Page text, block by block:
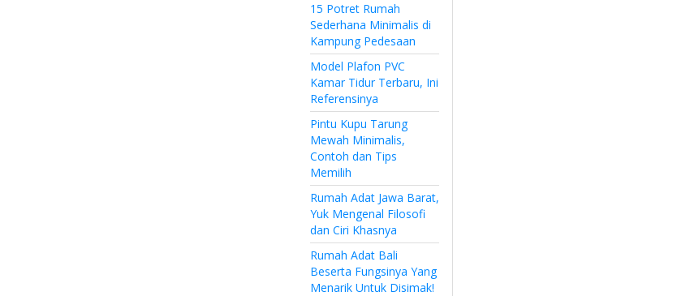
15 Potret Rumah
Sederhana Minimalis di
Kampung Pedesaan
Model Plafon PVC
Kamar Tidur Terbaru, Ini
Referensinya
Pintu Kupu Tarung
Mewah Minimalis,
Contoh dan Tips
Memilih
Rumah Adat Jawa Barat,
Yuk Mengenal Filosofi
dan Ciri Khasnya
Rumah Adat Bali
Beserta Fungsinya Yang
Menarik Untuk Disimak!